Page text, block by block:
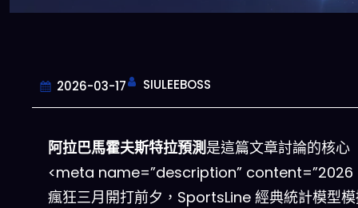
2026-03-17 SIULEEBOSS
阿拉巴馬霍夫斯特拉預測是這篇文章討論的核心
<meta name=”description” content=”2026
瘋狂三月開打前夕，SportsLine 經典統計模型